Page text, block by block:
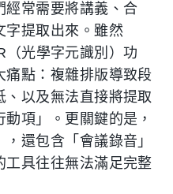
經常需要將講義、合
字提取出來。雖然
光學字元識別）功
痛點：複雜排版導致段
、以及無法直接將提取
項」。更關鍵的是，
還包含「會議錄音」
工具往往無法滿足完整